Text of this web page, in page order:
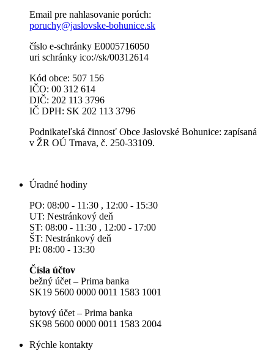
Email pre nahlasovanie porúch:
poruchy@jaslovske-bohunice.sk
číslo e-schránky E0005716050
uri schránky ico://sk/00312614
Kód obce: 507 156
IČO: 00 312 614
DIČ: 202 113 3796
IČ DPH: SK 202 113 3796
Podnikateľská činnosť Obce Jaslovské Bohunice: zapísaná
v ŽR OÚ Trnava, č. 250-33109.
Úradné hodiny
PO: 08:00 - 11:30 , 12:00 - 15:30
UT: Nestránkový deň
ST: 08:00 - 11:30 , 12:00 - 17:00
ŠT: Nestránkový deň
PI: 08:00 - 13:30
Čísla účtov
bežný účet – Prima banka
SK19 5600 0000 0011 1583 1001
bytový účet – Prima banka
SK98 5600 0000 0011 1583 2004
Rýchle kontakty